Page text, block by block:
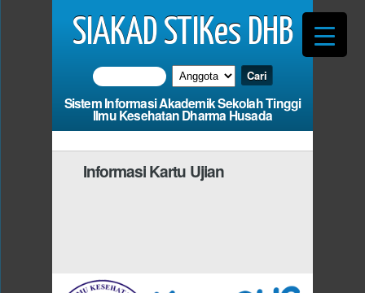
SIAKAD STIKes DHB
Sistem Informasi Akademik Sekolah Tinggi
Ilmu Kesehatan Dharma Husada
Informasi Kartu Ujian